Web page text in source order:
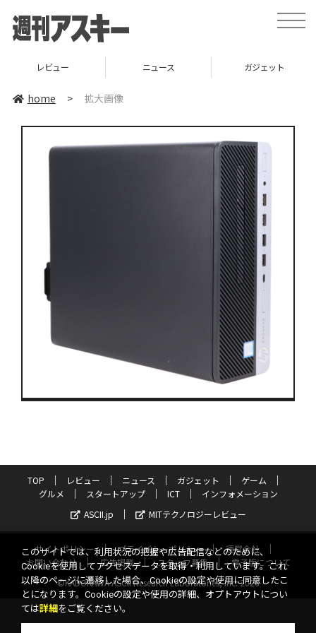
toggle
レビュー ニュース ガジェット
home > 拡大画像
TOP レビュー ニュース ガジェット
ゲーム
グルメ
スタートアップ ICT
インフォメーション
ASCII.jp
MITテクノロジーレビュー
サイトポリシー プライバシーポリシー
運営会社
お問い合わせ
広告掲載 スタッフ募集
電子版について
©KADOKAWA ASCII Research Laboratories, Inc. 2026
このサイトでは、利用状況の把握や広告配信などのために、
Cookieを使用してアクセスデータを取得・利用しています。これ
以降のページに遷移した場合、Cookieの設定や使用に同意したこ
とになります。Cookieの設定や使用の詳細、オプトアウトについ
ては詳細 をご覧ください。